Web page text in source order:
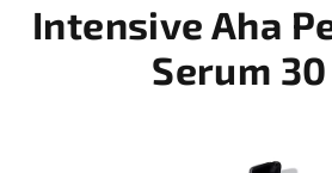
Intensive Aha
Serum